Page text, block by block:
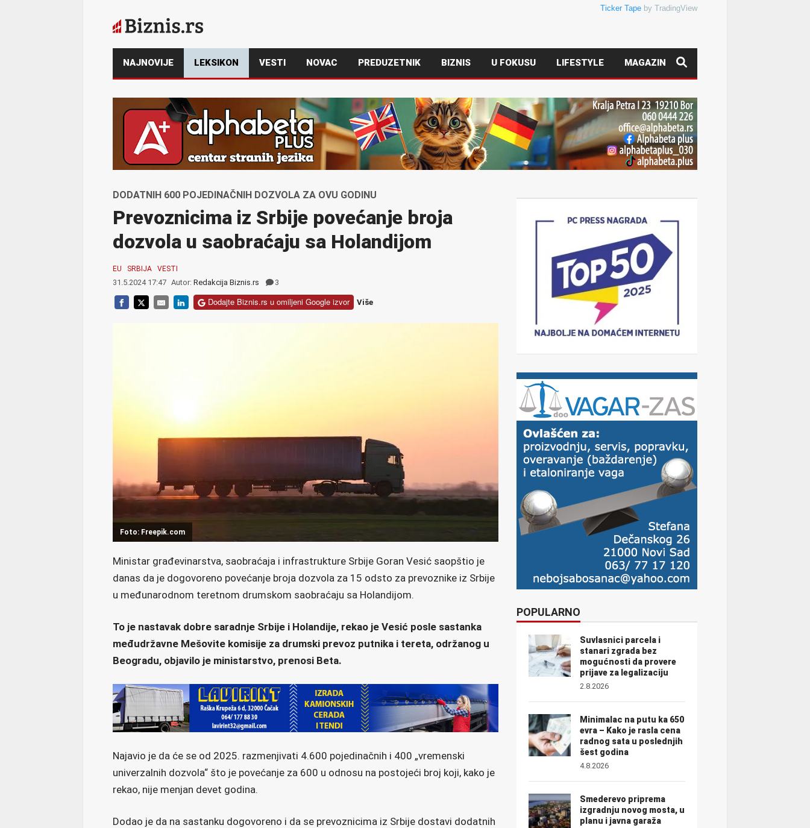
Ticker Tape by TradingView
NAJNOVIJE LEKSIKON VESTI NOVAC PREDUZETNIK BIZNIS U FOKUSU LIFESTYLE MAGAZIN
DODATNIH 600 POJEDINAČNIH DOZVOLA ZA OVU GODINU
Prevoznicima iz Srbije povećanje broja
dozvola u saobraćaju sa Holandijom
EU SRBIJA VESTI
31.5.2024 17:47 Autor: Redakcija Biznis.rs 3
Dodajte Biznis.rs u omiljeni Google izvor Više
Foto: Freepik.com
Ministar građevinarstva, saobraćaja i infrastrukture Srbije Goran Vesić saopštio je
danas da je dogovoreno povećanje broja dozvola za 15 odsto za prevoznike iz Srbije
u međunarodnom teretnom drumskom saobraćaju sa Holandijom.
To je nastavak dobre saradnje Srbije i Holandije, rekao je Vesić posle sastanka
međudržavne Mešovite komisije za drumski prevoz putnika i tereta, održanog u
Beogradu, objavilo je ministarstvo, prenosi Beta.
Najavio je da će se od 2025. razmenjivati 4.600 pojedinačnih i 400 „vremenski
univerzalnih dozvola“ što je povećanje za 600 u odnosu na postojeći broj koji, kako je
rekao, nije menjan devet godina.
Dodao je da na sastanku dogovoreno i da se prevoznicima iz Srbije dostavi dodatnih
POPULARNO
Suvlasnici parcela i
stanari zgrada bez
mogućnosti da provere
prijave za legalizaciju
2.8.2026
Minimalac na putu ka 650
evra – Kako je rasla cena
radnog sata u poslednjih
šest godina
4.8.2026
Smederevo priprema
izgradnju novog mosta, u
planu i javna garaža